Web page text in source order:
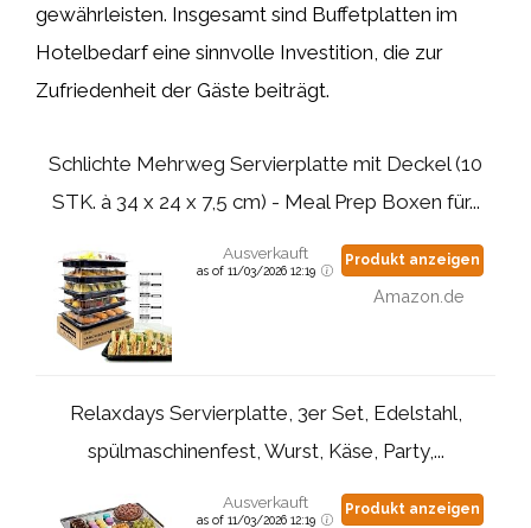
gewährleisten. Insgesamt sind Buffetplatten im
Hotelbedarf eine sinnvolle Investition, die zur
Zufriedenheit der Gäste beiträgt.
Schlichte Mehrweg Servierplatte mit Deckel (10
STK. à 34 x 24 x 7,5 cm) - Meal Prep Boxen für...
Ausverkauft
as of 11/03/2026 12:19
Produkt anzeigen
Amazon.de
Relaxdays Servierplatte, 3er Set, Edelstahl,
spülmaschinenfest, Wurst, Käse, Party,...
Ausverkauft
as of 11/03/2026 12:19
Produkt anzeigen